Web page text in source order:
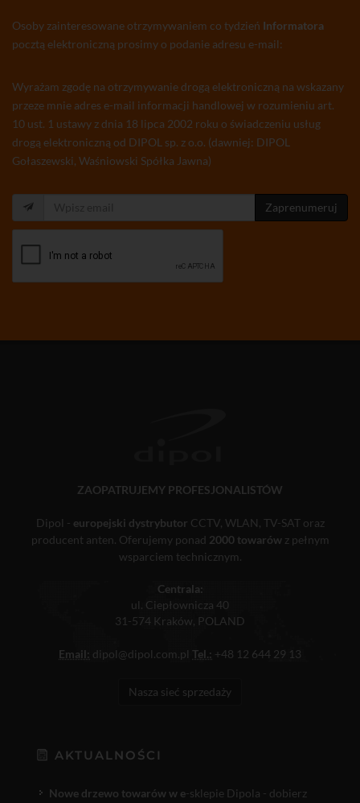
Osoby zainteresowane otrzymywaniem co tydzień Informatora
pocztą elektroniczną prosimy o podanie adresu e-mail:
Wyrażam zgodę na otrzymywanie drogą elektroniczną na wskazany
przeze mnie adres e-mail informacji handlowej w rozumieniu art.
10 ust. 1 ustawy z dnia 18 lipca 2002 roku o świadczeniu usług
drogą elektroniczną od DIPOL sp. z o.o. (dawniej: DIPOL
Gołaszewski, Waśniowski Spółka Jawna)
Zaprenumeruj
ZAOPATRUJEMY PROFESJONALISTÓW
Dipol - europejski dystrybutor CCTV, WLAN, TV-SAT oraz
producent anten. Oferujemy ponad 2000 towarówz pełnym
wsparciem technicznym.
Centrala:
ul. Ciepłownicza 40
31-574 Kraków, POLAND
Email: dipol@dipol.com.pl Tel.: +48 12 644 29 13
Nasza sieć sprzedaży
AKTUALNOŚCI
Nowe drzewo towarów w e-sklepie Dipola - dobierz